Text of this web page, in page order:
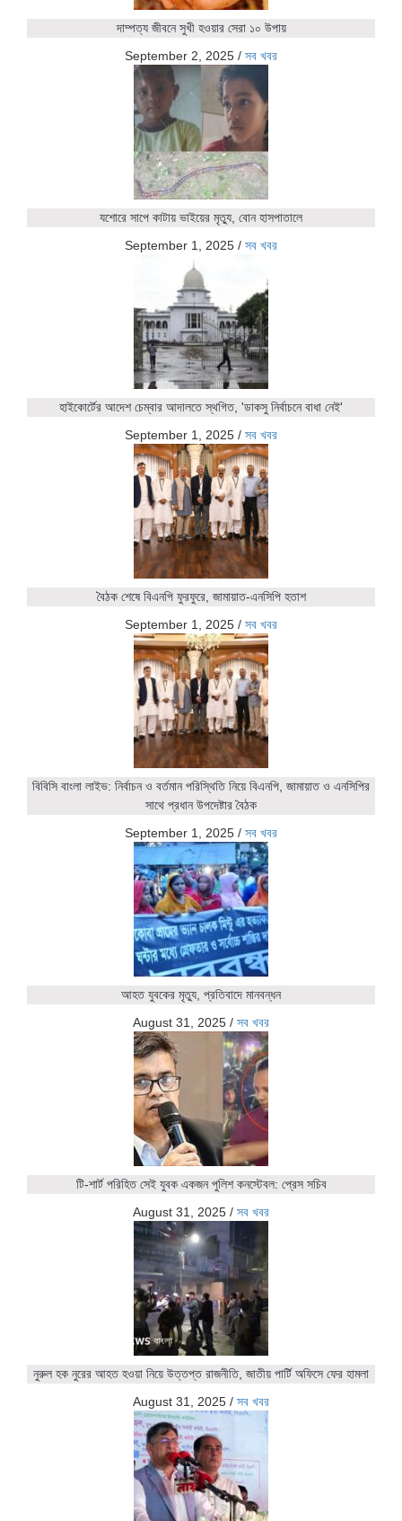
দাম্পত্য জীবনে সুখী হওয়ার সেরা ১০ উপায়
September 2, 2025 / সব খবর
যশোরে সাপে কাটায় ভাইয়ের মৃত্যু, বোন হাসপাতালে
September 1, 2025 / সব খবর
হাইকোর্টের আদেশ চেম্বার আদালতে স্থগিত, 'ডাকসু নির্বাচনে বাধা নেই'
September 1, 2025 / সব খবর
বৈঠক শেষে বিএনপি ফুরফুরে, জামায়াত-এনসিপি হতাশ
September 1, 2025 / সব খবর
বিবিসি বাংলা লাইভ: নির্বাচন ও বর্তমান পরিস্থিতি নিয়ে বিএনপি, জামায়াত ও এনসিপির
সাথে প্রধান উপদেষ্টার বৈঠক
September 1, 2025 / সব খবর
আহত যুবকের মৃত্যু, প্রতিবাদে মানবন্ধন
August 31, 2025 / সব খবর
টি-শার্ট পরিহিত সেই যুবক একজন পুলিশ কনস্টেবল: প্রেস সচিব
August 31, 2025 / সব খবর
নুরুল হক নুরের আহত হওয়া নিয়ে উত্তপ্ত রাজনীতি, জাতীয় পার্টি অফিসে ফের হামলা
August 31, 2025 / সব খবর